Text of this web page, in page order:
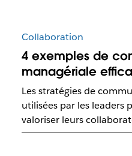
Collaboration
4 exemples de
managériale
Les stratégies de
utilisées par les leaders
valoriser leurs